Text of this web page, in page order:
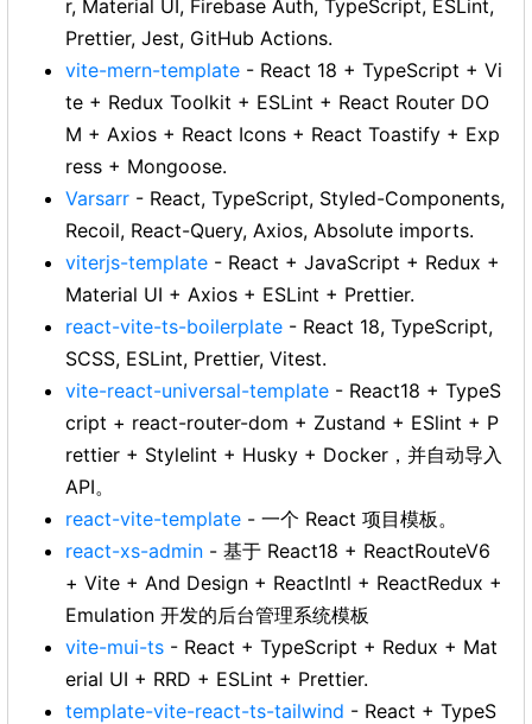
r, Material UI, Firebase Auth, TypeScript, ESLint,
Prettier, Jest, GitHub Actions.
vite-mern-template - React 18 + TypeScript + Vi
te + Redux Toolkit + ESLint + React Router DO
M + Axios + React Icons + React Toastify + Exp
ress + Mongoose.
Varsarr - React, TypeScript, Styled-Components,
Recoil, React-Query, Axios, Absolute imports.
viterjs-template - React + JavaScript + Redux +
Material UI + Axios + ESLint + Prettier.
react-vite-ts-boilerplate - React 18, TypeScript,
SCSS, ESLint, Prettier, Vitest.
vite-react-universal-template - React18 + TypeS
cript + react-router-dom + Zustand + ESlint + P
rettier + Stylelint + Husky + Docker，并自动导入
API。
react-vite-template - 一个 React 项目模板。
react-xs-admin - 基于 React18 + ReactRouteV6
+ Vite + And Design + ReactIntl + ReactRedux +
Emulation 开发的后台管理系统模板
vite-mui-ts - React + TypeScript + Redux + Mat
erial UI + RRD + ESLint + Prettier.
template-vite-react-ts-tailwind - React + TypeS